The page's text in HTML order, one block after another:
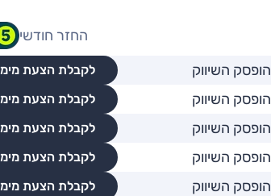
החזר חודשי
הופסק השיווק לקבלת הצעת
הופסק השיווק לקבלת הצעת
הופסק השיווק לקבלת הצעת
הופסק השיווק לקבלת הצעת
הופסק השיווק לקבלת הצעת